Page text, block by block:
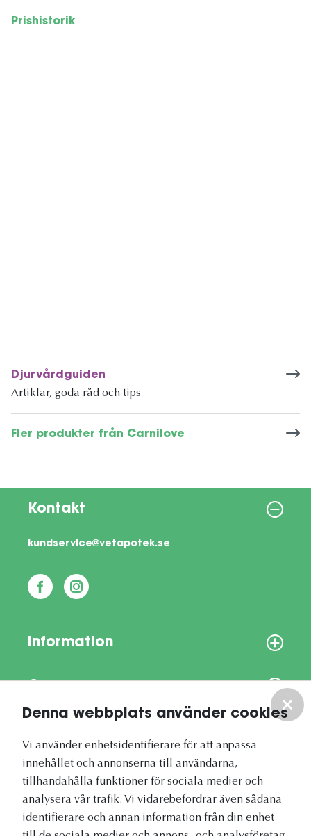
Denna webbplats använder cookies
Vi använder enhetsidentifierare för att anpassa
innehållet och annonserna till användarna,
tillhandahålla funktioner för sociala medier och
analysera vår trafik. Vi vidarebefordrar även sådana
identifierare och annan information från din enhet
Prishistorik
Djurvårdguiden
Artiklar, goda råd och tips
Fler produkter från Carnilove
Kontakt
kundservice@vetapotek.se
Information
Vetapotek.se är en del av